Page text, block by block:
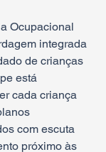
Ocupacional
integrada
de crianças
está
cada criança
com escuta
próximo às